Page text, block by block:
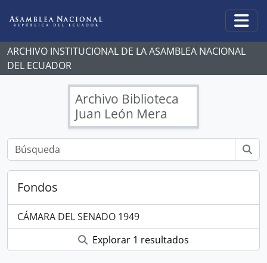
ARCHIVO INSTITUCIONAL DE LA ASAMBLEA NACIONAL
DEL ECUADOR
Archivo Biblioteca
Juan León Mera
Fondos
CÁMARA DEL SENADO 1949
Explorar 1 resultados